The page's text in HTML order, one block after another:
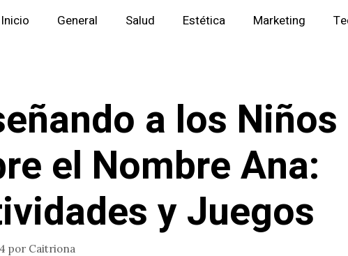
Inicio General Salud Estética Marketing
a los Niños
el Nombre Ana:
y Juegos
por Caitriona